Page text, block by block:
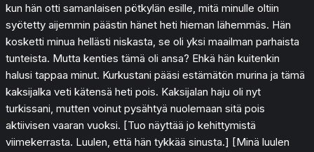
kun hän otti samanlaisen pötkylän esille, mitä minulle oltiin
syötetty aijemmin päästin hänet heti hieman lähemmäs. Hän
kosketti minua hellästi niskasta, se oli yksi maailman parhaista
tunteista. Mutta kenties tämä oli ansa? Ehkä hän kuitenkin
halusi tappaa minut. Kurkustani pääsi estämätön murina ja tämä
kaksijalka veti kätensä heti pois. Kaksijalan haju oli nyt
turkissani, mutten voinut pysähtyä nuolemaan sitä pois
aktiivisen vaaran vuoksi. [Tuo näyttää jo kehittymistä
viimekerrasta. Luulen, että hän tykkää sinusta.] [Minä luulen